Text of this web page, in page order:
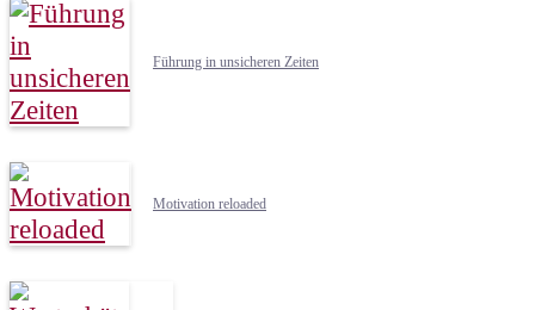
Führung in unsicheren Zeiten
Motivation reloaded